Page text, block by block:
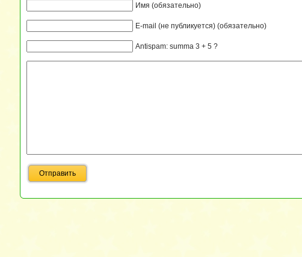
Имя (обязательно)
E-mail (не публикуется) (обязательно)
Antispam: summa 3 + 5 ?